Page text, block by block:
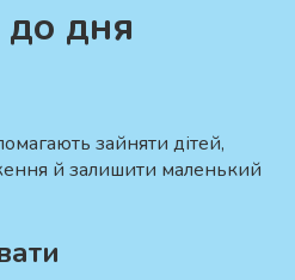
до дня
зайняти дітей,
й залишити маленький